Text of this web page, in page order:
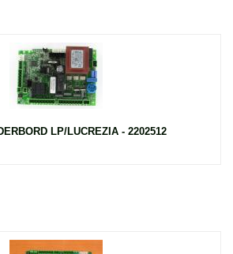
LP/LUCREZIA - 2202512